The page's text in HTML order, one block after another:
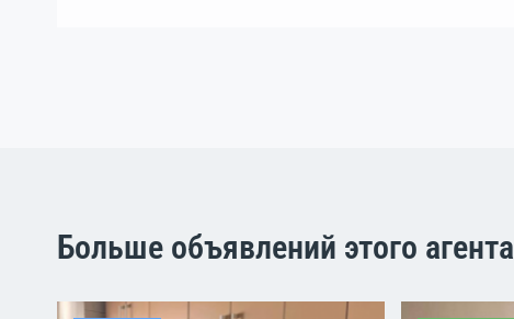
Больше объявлений этого агента